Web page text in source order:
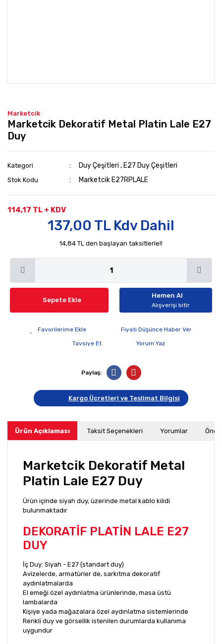
Marketcik
Marketcik Dekoratif Metal Platin Lale E27
Duy
Kategori Duy Çeşitleri , E27 Duy Çeşitleri
Stok Kodu Marketcik E27RPLALE
114,17 TL + KDV
137,00 TL Kdv Dahil
14,84 TL den başlayan taksitlerle!!
Sepete Ekle
Hemen Al
Alışverişi bitir
Fiyatı Düşünce Haber Ver
Tavsiye Et
Yorum Yaz
Paylaş:
Kargo Ücretleri ve Teslimat Bilgisi
Ürün Açıklaması Taksit Seçenekleri Yorumlar
Marketcik Dekoratif Metal
Platin Lale E27 Duy
Ürün içinde siyah duy, üzerinde metal kablo kilidi
bulunmaktadır
DEKORATİF PLATİN LALE E27
DUY
İç Duy: Siyah - E27 (standart duy)
Avizelerde, armatürler de, sarkıtma dekoratif
aydınlatmalarda
El emeği özel aydınlatma ürünlerinde, masa üstü
lambalarda
Kişiye yada mağazalara özel aydınlatma sistemlerinde
Renkli duy ve görsellik istenilen durumlarda kullanıma
uygundur